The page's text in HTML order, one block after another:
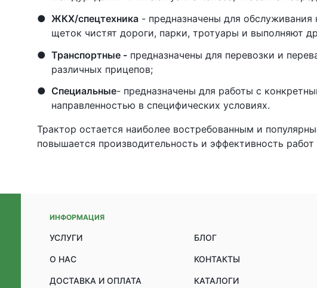
ЖКХ/спецтехника - предназначены для
щеток чистят дороги, парки, тротуары и выполняют
Транспортные - предназначены для перевозки и
различных прицепов;
Специальные- предназначены для работы с
направленностью в специфических условиях.
Трактор остается наиболее востребованным и
повышается производительность и эффективность работ
ИНФОРМАЦИЯ
УСЛУГИ БЛОГ
О НАС КОНТАКТЫ
ДОСТАВКА И ОПЛАТА КАТАЛОГИ